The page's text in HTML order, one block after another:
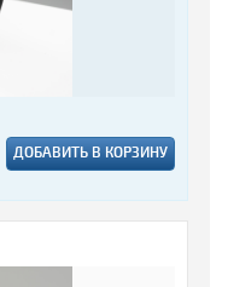
ДОБАВИТЬ В КОРЗИНУ